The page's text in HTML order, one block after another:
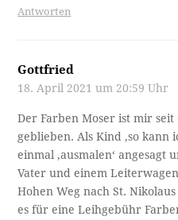
Antworten
Gottfried
18. April 2021 um 20:59 Uhr
Der Farben Moser ist mir
geblieben. Als Kind ,so
einmal ‚ausmalen‘ angesagt
Vater und einem
Hohen Weg nach St.
es für eine Leihgebühr